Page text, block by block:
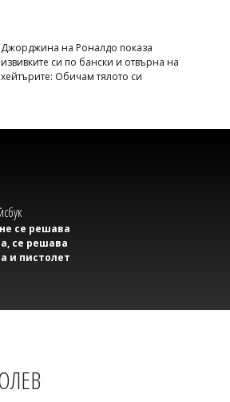
ДИМИТРОВ
ръка на САЩ: Пезешкиан
добрия момент за сделка
Джорджина на Роналдо показа
извивките си по бански и отвърна на
хейтърите: Обичам тялото си
се решава
се решава
и пистолет